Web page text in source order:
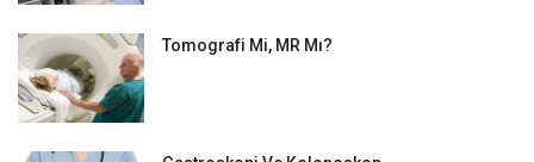
Tomografi Mi, MR Mı?